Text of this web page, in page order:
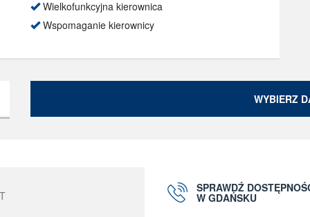
Wielkofunkcyjna kierownica
Wspomaganie kierownicy
WYBIERZ
SPRAWDŹ
W GDAŃSKU